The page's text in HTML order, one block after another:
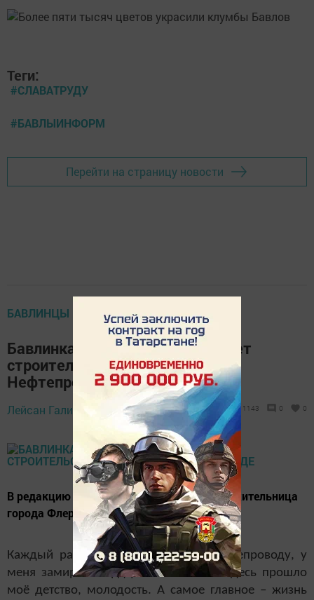
Теги:
#СЛАВАТРУДУ
#БАВЛЫИНФОРМ
Перейти на страницу новости
БАВЛИНЦЫ ИНТЕРЕСУЮТСЯ
Бавлинка несколько лет ожидает
строительства тротуара в
Нефтепроводе
Лейсан Галимова, 25 мая 2021 - 14:54 1143 0 0
В редакцию "Бавлы -информ" обратилась жительница
города Флера Бекерова.
Каждый раз, когда подъезжаю к Нефтепроводу, у
меня замирает сердце от волнения. Здесь прошло
моё детство, молодость. А самое главное – жизнь